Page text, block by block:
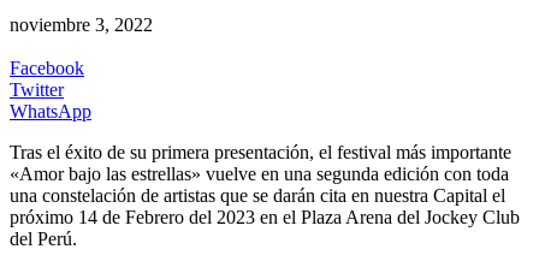
noviembre 3, 2022
Facebook
Twitter
WhatsApp
Tras el éxito de su primera presentación, el festival más importante
«Amor bajo las estrellas» vuelve en una segunda edición con toda
una constelación de artistas que se darán cita en nuestra Capital el
próximo 14 de Febrero del 2023 en el Plaza Arena del Jockey Club
del Perú.